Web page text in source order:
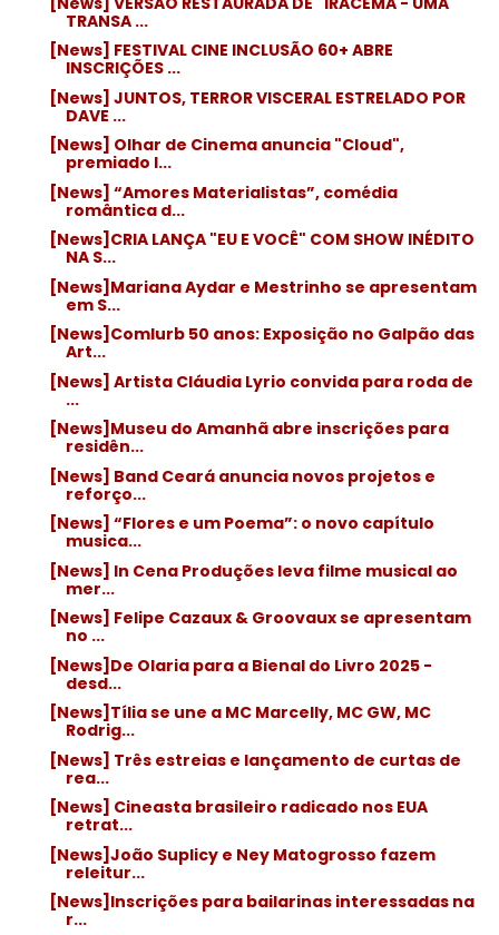
TRANSA ...
[News] FESTIVAL CINE INCLUSÃO 60+ ABRE
INSCRIÇÕES ...
[News] JUNTOS, TERROR VISCERAL ESTRELADO POR
DAVE ...
[News] Olhar de Cinema anuncia "Cloud",
premiado l...
[News] “Amores Materialistas”, comédia
romântica d...
[News]CRIA LANÇA "EU E VOCÊ" COM SHOW INÉDITO
NA S...
[News]Mariana Aydar e Mestrinho se apresentam
em S...
[News]Comlurb 50 anos: Exposição no Galpão das
Art...
[News] Artista Cláudia Lyrio convida para roda de
...
[News]Museu do Amanhã abre inscrições para
residên...
[News] Band Ceará anuncia novos projetos e
reforço...
[News] “Flores e um Poema”: o novo capítulo
musica...
[News] In Cena Produções leva filme musical ao
mer...
[News] Felipe Cazaux & Groovaux se apresentam
no ...
[News]De Olaria para a Bienal do Livro 2025 -
desd...
[News]Tília se une a MC Marcelly, MC GW, MC
Rodrig...
[News] Três estreias e lançamento de curtas de
rea...
[News] Cineasta brasileiro radicado nos EUA
retrat...
[News]João Suplicy e Ney Matogrosso fazem
releitur...
[News]Inscrições para bailarinas interessadas na
r...